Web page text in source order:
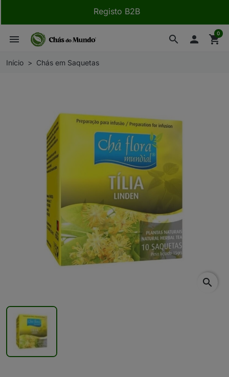
Registo B2B
search
menu  shopping_cart
0
Início Chás em Saquetas
search